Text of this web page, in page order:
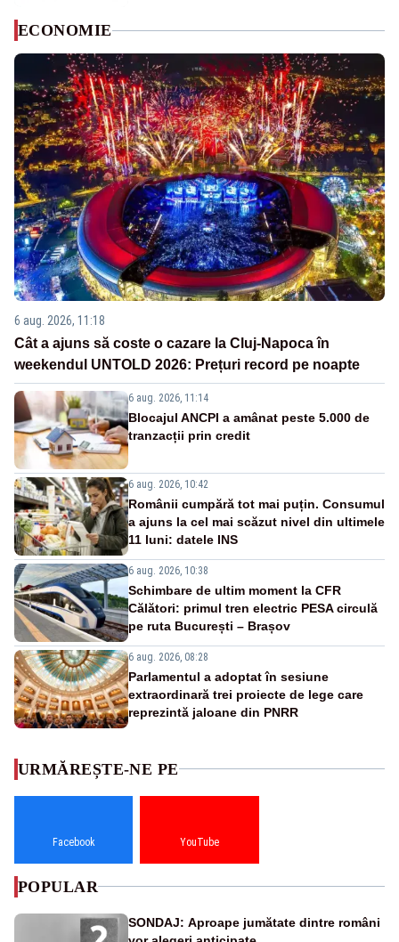
ECONOMIE
6 aug. 2026, 11:18
Cât a ajuns să coste o cazare la Cluj-Napoca în
weekendul UNTOLD 2026: Prețuri record pe noapte
6 aug. 2026, 11:14
Blocajul ANCPI a amânat peste 5.000 de
tranzacții prin credit
6 aug. 2026, 10:42
Românii cumpără tot mai puțin. Consumul
a ajuns la cel mai scăzut nivel din ultimele
11 luni: datele INS
6 aug. 2026, 10:38
Schimbare de ultim moment la CFR
Călători: primul tren electric PESA circulă
pe ruta București – Brașov
6 aug. 2026, 08:28
Parlamentul a adoptat în sesiune
extraordinară trei proiecte de lege care
reprezintă jaloane din PNRR
URMĂREȘTE-NE PE
Facebook YouTube
POPULAR
SONDAJ: Aproape jumătate dintre români